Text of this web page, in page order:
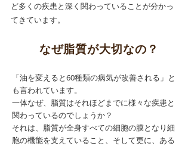
ど多くの疾患と深く関わっていることが分かっ
てきています。​
なぜ脂質が大切なの？
「油を変えると60種類の病気が改善される」と
も言われています。
一体なぜ、脂質はそれほどまでに様々な疾患と
関わっているのでしょうか？
それは、脂質が全身すべての細胞の膜となり細
胞の機能を支えていること、そして更に、ある